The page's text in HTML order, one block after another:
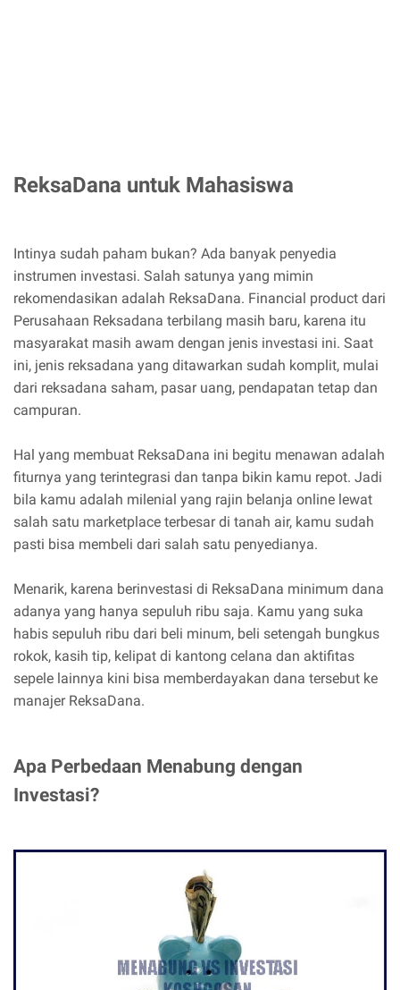
ReksaDana untuk Mahasiswa
Intinya sudah paham bukan? Ada banyak penyedia
instrumen investasi. Salah satunya yang mimin
rekomendasikan adalah ReksaDana. Financial product dari
Perusahaan Reksadana terbilang masih baru, karena itu
masyarakat masih awam dengan jenis investasi ini. Saat
ini, jenis reksadana yang ditawarkan sudah komplit, mulai
dari reksadana saham, pasar uang, pendapatan tetap dan
campuran.
Hal yang membuat ReksaDana ini begitu menawan adalah
fiturnya yang terintegrasi dan tanpa bikin kamu repot. Jadi
bila kamu adalah milenial yang rajin belanja online lewat
salah satu marketplace terbesar di tanah air, kamu sudah
pasti bisa membeli dari salah satu penyedianya.
Menarik, karena berinvestasi di ReksaDana minimum dana
adanya yang hanya sepuluh ribu saja. Kamu yang suka
habis sepuluh ribu dari beli minum, beli setengah bungkus
rokok, kasih tip, kelipat di kantong celana dan aktifitas
sepele lainnya kini bisa memberdayakan dana tersebut ke
manajer ReksaDana.
Apa Perbedaan Menabung dengan
Investasi?